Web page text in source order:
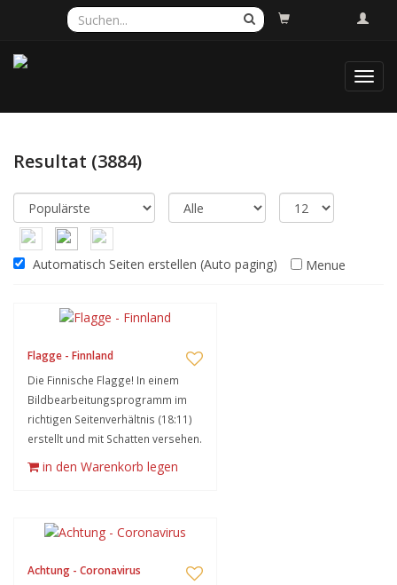
Resultat (3884)
Automatisch Seiten erstellen (Auto paging) Menue
Flagge - Finnland
Die Finnische Flagge! In einem
Bildbearbeitungsprogramm im
richtigen Seitenverhältnis (18:11)
erstellt und mit Schatten versehen.
in den Warenkorb legen
Achtung - Coronavirus